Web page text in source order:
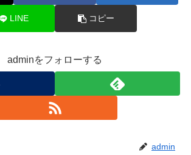
LINE コピー
adminをフォローする
admin